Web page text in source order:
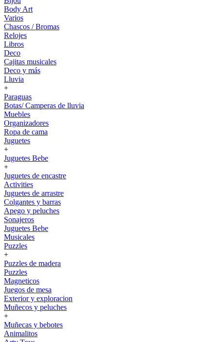
Body Art
Varios
Chascos / Bromas
Relojes
Libros
Deco
Cajitas musicales
Deco y más
Lluvia
+
Paraguas
Botas/ Camperas de lluvia
Muebles
Organizadores
Ropa de cama
Juguetes
+
Juguetes Bebe
+
Juguetes de encastre
Activities
Juguetes de arrastre
Colgantes y barras
Apego y peluches
Sonajeros
Juguetes Bebe
Musicales
Puzzles
+
Puzzles de madera
Puzzles
Magneticos
Juegos de mesa
Exterior y exploracion
Muñecos y peluches
+
Muñecas y bebotes
Animalitos